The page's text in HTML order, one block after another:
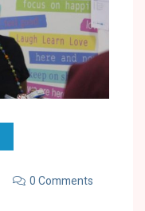
0 Comments